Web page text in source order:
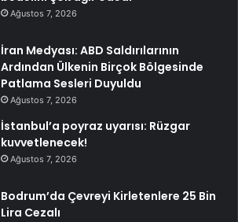
Ağustos 7, 2026
İran Medyası: ABD Saldırılarının
Ardından Ülkenin Birçok Bölgesinde
Patlama Sesleri Duyuldu
Ağustos 7, 2026
İstanbul’a poyraz uyarısı: Rüzgar
kuvvetlenecek!
Ağustos 7, 2026
Bodrum’da Çevreyi Kirletenlere 25 Bin
Lira Cezalı